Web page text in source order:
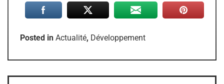
Posted in Actualité, Développement